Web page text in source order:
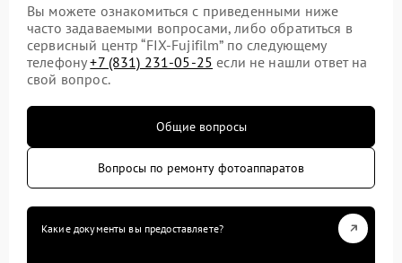
Вы можете ознакомиться с приведенными ниже
часто задаваемыми вопросами, либо обратиться в
сервисный центр “FIX-Fujifilm” по следующему
телефону+7 (831) 231-05-25 если не нашли ответ на
свой вопрос.
Общие вопросы
Вопросы по ремонту фотоаппаратов
Какие документы вы предоставляете?